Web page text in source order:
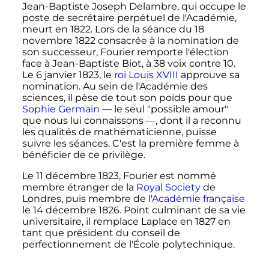
Jean-Baptiste Joseph Delambre, qui occupe le
poste de secrétaire perpétuel de l'Académie,
meurt en 1822. Lors de la séance du 18
novembre 1822consacrée à la nomination de
son successeur, Fourier remporte l'élection
face à Jean-Baptiste Biot, à 38 voix contre 10.
Le 6 janvier 1823, le roi Louis XVIII approuve sa
nomination. Au sein de l'Académie des
sciences, il pèse de tout son poids pour que
Sophie Germain — le seul "possible amour"
que nous lui connaissons —, dont il a reconnu
les qualités de mathématicienne, puisse
suivre les séances. C'est la première femme à
bénéficier de ce privilège.
Le 11 décembre 1823, Fourier est nommé
membre étranger de la Royal Societyde
Londres, puis membre de l'Académie française
le 14 décembre 1826. Point culminant de sa vie
universitaire, il remplace Laplace en 1827 en
tant que président du conseil de
perfectionnement de l'École polytechnique.